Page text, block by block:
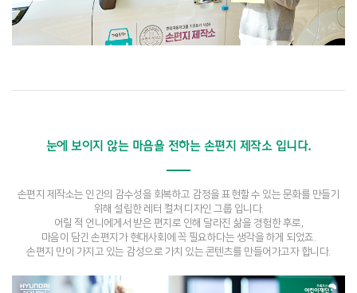
눈에 보이지 않는 마음을 전하는 손편지 제작소 입니다.
손편지 제작소는 인간의 감수성을 회복하고 감정을 표현할 수 있는 문화를 만들기
위해 설립한 레터 컬쳐 디자인 그룹 입니다.
어릴 적 언니에게서 받은 편지로 인해 달라진 삶을 경험한 후로,
마음이 담긴 손편지가 현대사회에 꼭 필요하다는 생각을 하게 되었죠.
손편지 만이 가지고 있는 감성으로 가치 있는 콘텐츠를 만들어가고자 합니다.